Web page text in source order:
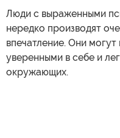
Люди с выраженными
нередко производят
впечатление. Они могут
уверенными в себе и
окружающих.